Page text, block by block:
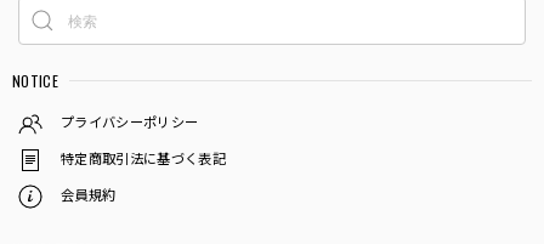
NOTICE
プライバシーポリシー
特定商取引法に基づく表記
会員規約